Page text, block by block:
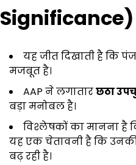
Significance)
यह जीत दिखाती है कि
मजबूत है।
AAP ने लगातारछठा
बड़ा मनोबल है।
विश्लेषकों का मानना है
यह एक चेतावनी है कि उनकी
बढ़ रही है।